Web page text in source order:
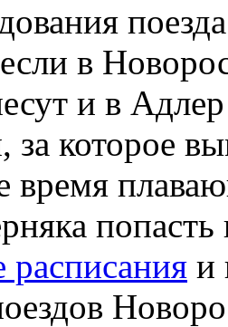
в
и в
за которое
время
расписания и